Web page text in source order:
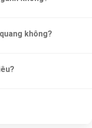
không?